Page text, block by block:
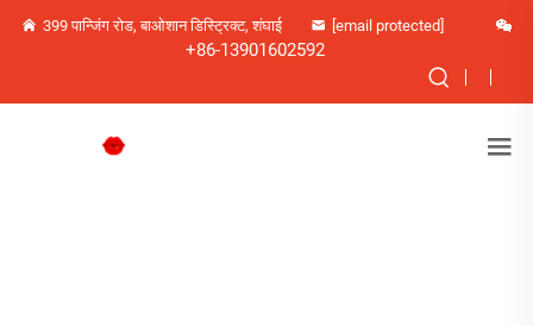
399 पान्जिंग रोड, बाओशान डिस्ट्रिक्ट, शंघाई [email protected]
+86-13901602592